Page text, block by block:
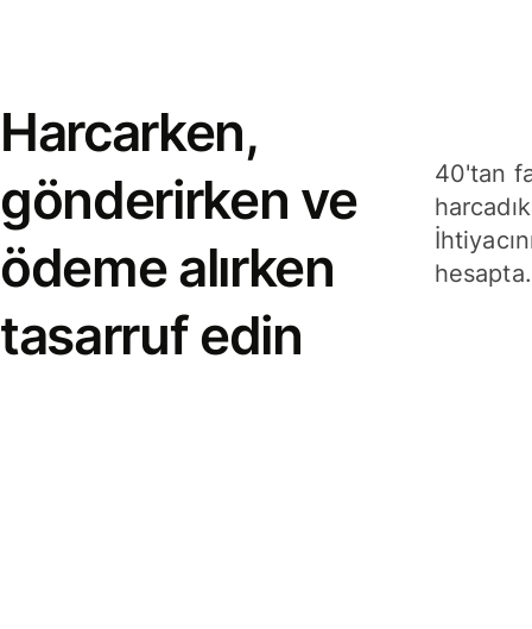
Harcarken,
gönderirken ve
ödeme alırken
tasarruf edin
40'tan
hesapta.